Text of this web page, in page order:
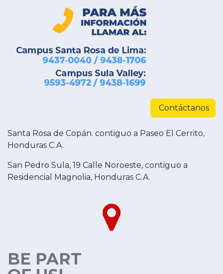
Contáctanos
Santa Rosa de Copán. contiguo a Paseo El Cerrito,
Honduras C.A.
San Pedro Sula, 19 Calle Noroeste, contiguo a
Residencial Magnolia, Honduras C.A.
BE PART